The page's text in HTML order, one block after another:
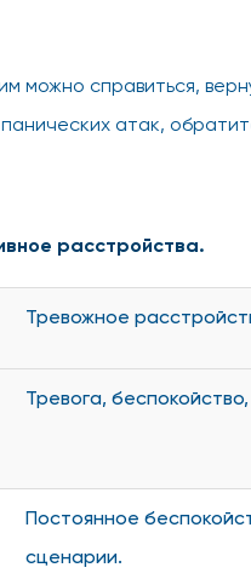
справиться,
атак,
расстройства.
Тревожное
Тревога,
Постоянное
сценарии.